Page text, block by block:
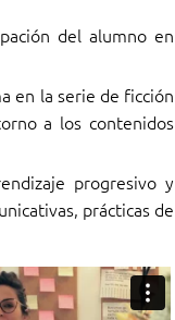
del alumno en
en la serie de ficción
a los contenidos
progresivo y
prácticas de